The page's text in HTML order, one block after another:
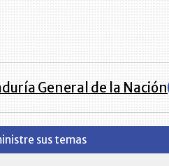
General de la Nación
sus temas